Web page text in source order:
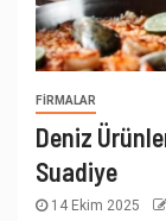
FIRMALAR
Deniz
Suadiye
14 Ekim 2025